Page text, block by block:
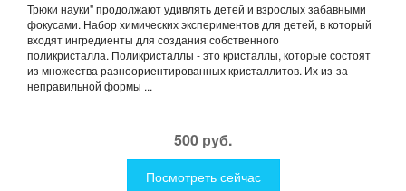
Трюки науки" продолжают удивлять детей и взрослых забавными
фокусами. Набор химических экспериментов для детей, в который
входят ингредиенты для создания собственного
поликристалла. Поликристаллы - это кристаллы, которые состоят
из множества разноориентированных кристаллитов. Их из-за
неправильной формы ...
500 руб.
Посмотреть сейчас